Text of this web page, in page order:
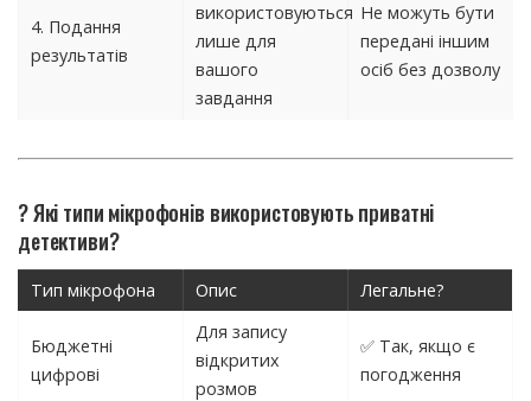
4. Подання
результатів
використовуються
лише для
вашого
завдання
Не можуть бути
передані іншим
осіб без дозволу
? Які типи мікрофонів використовують приватні
детективи?
Тип мікрофона Опис Легальне?
Бюджетні
цифрові
Для запису
відкритих
розмов
✅ Так, якщо є
погодження